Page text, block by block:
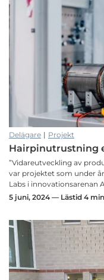
Delägare | Projekt
‌Hairpinutrustning
”Vidareutveckling av
var projektet som under
Labs i innovationsarenan
5 juni, 2024 — Lästid 4 min